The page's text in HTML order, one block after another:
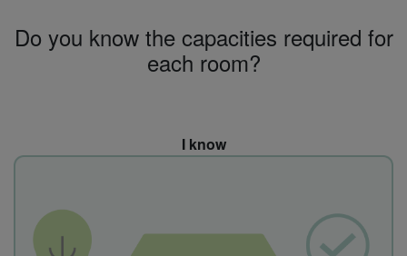
Do you know the capacities required for
each room?
I know